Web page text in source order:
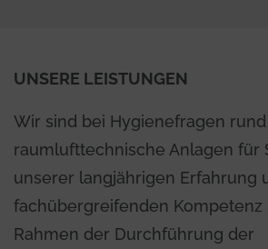
UNSERE LEISTUNGEN
Wir sind bei Hygienefragen
raumlufttechnische Anlagen für
unserer langjährigen Erfahrung
fachübergreifenden Kompetenz
Rahmen der Durchführung der